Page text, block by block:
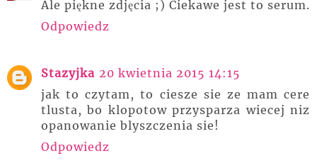
Ale piękne zdjęcia ;) Ciekawe jest to serum.
Odpowiedz
Stazyjka 20 kwietnia 2015 14:15
jak to czytam, to ciesze sie ze mam cere
tlusta, bo klopotow przysparza wiecej niz
opanowanie blyszczenia sie!
Odpowiedz